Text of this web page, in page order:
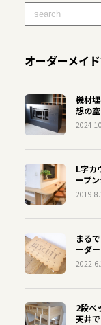
オーダーメイ
機材
想の
L字カ
ープ
まる
ーダ
2段ベ
天井